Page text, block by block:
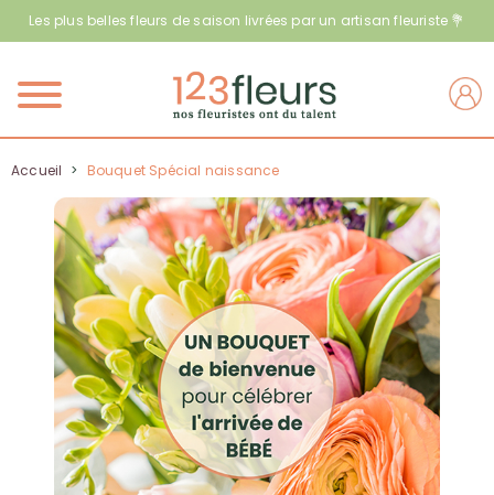
Les plus belles fleurs de saison livrées par un artisan fleuriste 💐
Menu
Accueil > Bouquet Spécial naissance